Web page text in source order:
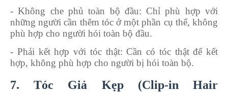
- Không che phủ toàn bộ đầu: Chỉ phù hợp với
những người cần thêm tóc ở một phần cụ thể, không
phù hợp cho người hói toàn bộ đầu.
- Phải kết hợp với tóc thật: Cần có tóc thật để kết
hợp, không phù hợp cho người bị hói toàn bộ.
7. Tóc Giả Kẹp (Clip-in Hair